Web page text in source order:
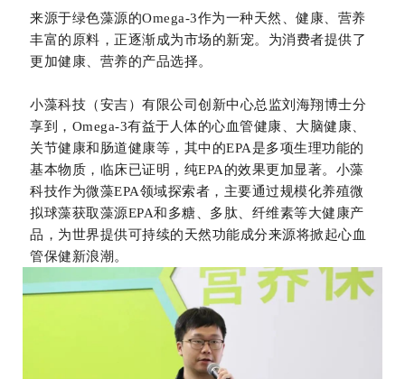
来源于绿色藻源的Omega-3作为一种天然、健康、营养
丰富的原料，正逐渐成为市场的新宠。为消费者提供了
更加健康、营养的产品选择。
小藻科技（安吉）有限公司创新中心总监刘海翔博士分
享到，Omega-3有益于人体的心血管健康、大脑健康、
关节健康和肠道健康等，其中的EPA是多项生理功能的
基本物质，临床已证明，纯EPA的效果更加显著。小藻
科技作为微藻EPA领域探索者，主要通过规模化养殖微
拟球藻获取藻源EPA和多糖、多肽、纤维素等大健康产
品，为世界提供可持续的天然功能成分来源将掀起心血
管保健新浪潮。